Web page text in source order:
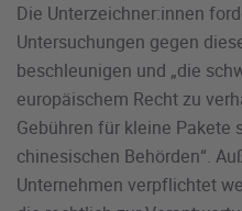
Die Unterzeichner:innen
Untersuchungen gegen
beschleunigen und „die
europäischem Recht zu
Gebühren für kleine Pakete
chinesischen Behörden“.
Unternehmen verpflichtet